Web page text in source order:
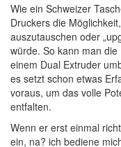
Wie ein Schweizer
Druckers die
auszutauschen oder
würde. So kann man
einem Dual Extruder
es setzt schon etwas
voraus, um das volle
entfalten.
Wenn er erst einmal
ein, na? ich bediene